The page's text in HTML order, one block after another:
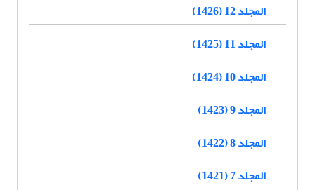
المجلد 12 (1426)
المجلد 11 (1425)
المجلد 10 (1424)
المجلد 9 (1423)
المجلد 8 (1422)
المجلد 7 (1421)